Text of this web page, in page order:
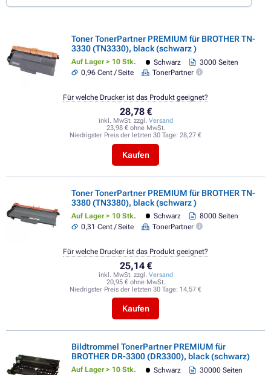
Toner TonerPartner PREMIUM für BROTHER TN-
3330 (TN3330), black (schwarz )
Auf Lager > 10 Stk. Schwarz
3000 Seiten
0,96 Cent / Seite
TonerPartner
28,78 €
inkl. MwSt. zzgl. Versand
23,98 € ohne MwSt.
Niedrigster Preis der letzten 30 Tage: 28,27 €
Kaufen
Für welche Drucker ist das Produkt geeignet?
Toner TonerPartner PREMIUM für BROTHER TN-
3380 (TN3380), black (schwarz )
Auf Lager > 10 Stk. Schwarz
8000 Seiten
0,31 Cent / Seite
TonerPartner
25,14 €
inkl. MwSt. zzgl. Versand
20,95 € ohne MwSt.
Niedrigster Preis der letzten 30 Tage: 14,57 €
Kaufen
Für welche Drucker ist das Produkt geeignet?
Bildtrommel TonerPartner PREMIUM für
BROTHER DR-3300 (DR3300), black (schwarz)
Auf Lager > 10 Stk. Schwarz
30000 Seiten